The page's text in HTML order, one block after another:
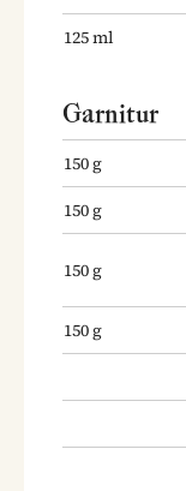
125ml
Garnitur
150g
150g
150g
150g